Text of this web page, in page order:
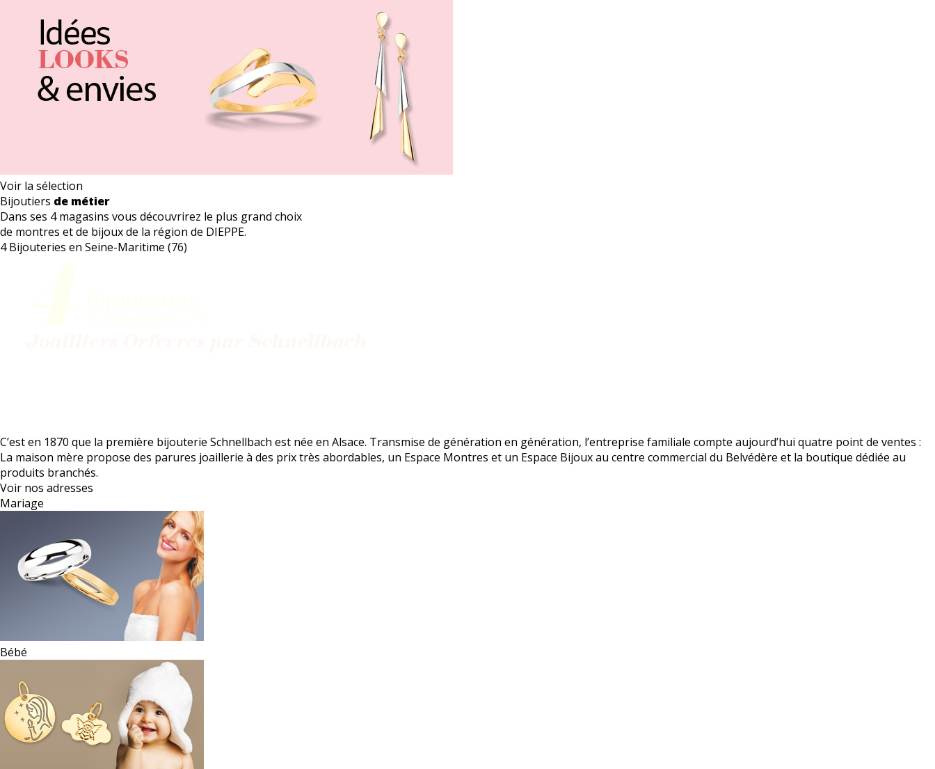
Voir la sélection
Bijoutiers de métier
Dans ses 4 magasins vous découvrirez le plus grand choix
de montres et de bijoux de la région de DIEPPE.
4 Bijouteries en Seine-Maritime (76)
C’est en 1870 que la première bijouterie Schnellbach est née en Alsace. Transmise de génération en génération, l’entreprise familiale compte aujourd’hui quatre point de ventes :
La maison mère propose des parures joaillerie à des prix très abordables, un Espace Montres et un Espace Bijoux au centre commercial du Belvédère et la boutique dédiée au
produits branchés.
Voir nos adresses
Mariage
Bébé